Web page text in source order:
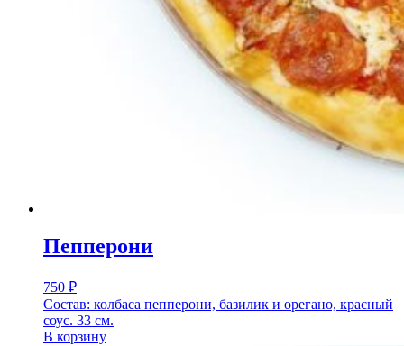
Пепперони
750 ₽
Состав: колбаса пепперони, базилик и орегано, красный
соус. 33 см.
В корзину